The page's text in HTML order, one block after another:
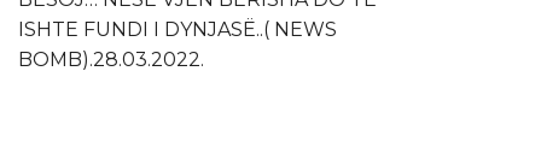
ISHTE FUNDI I DYNJASË..( NEWS
BOMB).28.03.2022.